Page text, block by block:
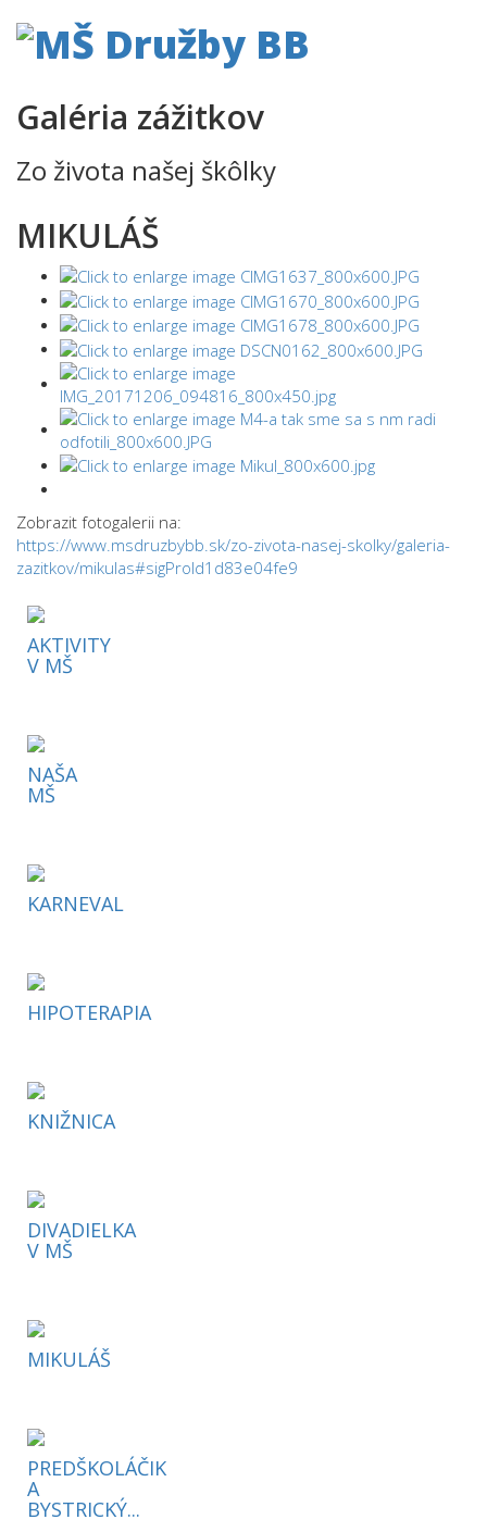
Galéria zážitkov
Zo života našej škôlky
MIKULÁŠ
Zobrazit fotogalerii na:
https://www.msdruzbybb.sk/zo-zivota-nasej-skolky/galeria-
zazitkov/mikulas#sigProId1d83e04fe9
AKTIVITY
V MŠ
NAŠA
MŠ
KARNEVAL
HIPOTERAPIA
KNIŽNICA
DIVADIELKA
V MŠ
MIKULÁŠ
PREDŠKOLÁČIK
A
BYSTRICKÝ...